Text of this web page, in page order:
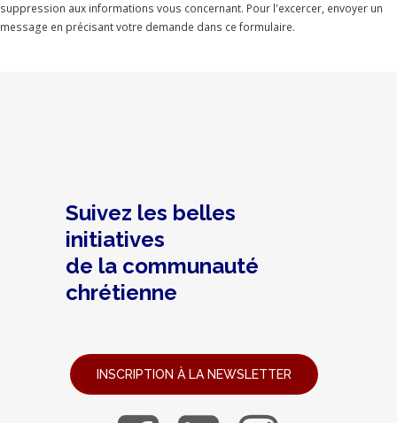
suppression aux informations vous concernant. Pour l'excercer, envoyer un
message en précisant votre demande dans ce formulaire.
Suivez les belles
initiatives
de la communauté
chrétienne
INSCRIPTION À LA NEWSLETTER